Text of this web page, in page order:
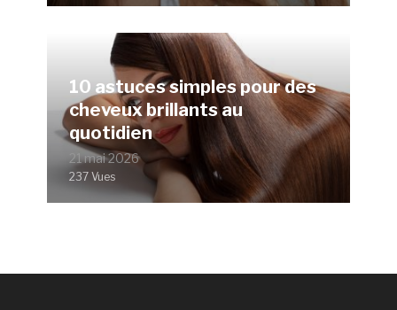
10 astuces simples pour des
cheveux brillants au
quotidien
21 mai 2026
237 Vues